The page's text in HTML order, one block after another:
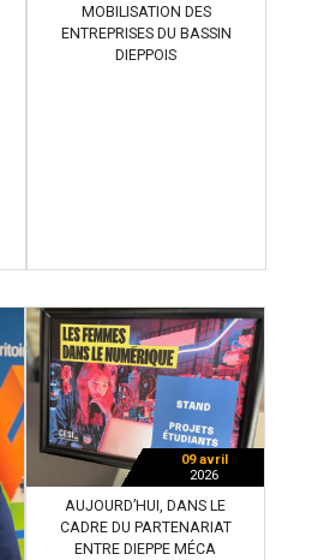
MOBILISATION DES
ENTREPRISES DU BASSIN
DIEPPOIS
09 avril
2026
AUJOURD’HUI, DANS LE
CADRE DU PARTENARIAT
ENTRE DIEPPE MÉCA